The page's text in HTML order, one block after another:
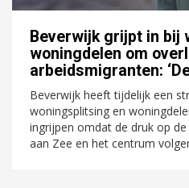
Beverwijk grijpt in bij
woningdelen om
arbeidsmigranten:
Beverwijk heeft tijdelijk een
woningsplitsing en
ingrijpen omdat de druk op
aan Zee en het centrum